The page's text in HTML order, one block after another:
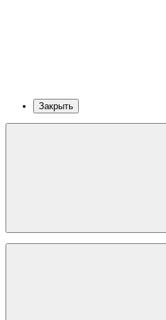
Закрыть